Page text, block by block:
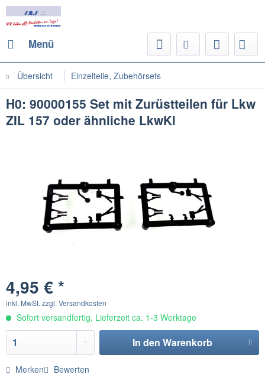
Menü
Übersicht Einzelteile, Zubehörsets
H0: 90000155 Set mit Zurüstteilen für Lkw
ZIL 157 oder ähnliche LkwKl
4,95 € *
inkl. MwSt. zzgl. Versandkosten
Sofort versandfertig, Lieferzeit ca. 1-3 Werktage
In den Warenkorb
Merken Bewerten